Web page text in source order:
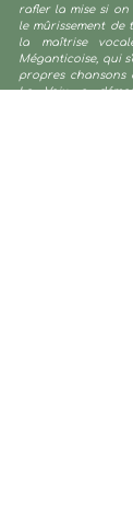
rafler la mise si
le mûrissement de
la maîtrise
Méganticoise, qui
propres chansons
La Voix, a